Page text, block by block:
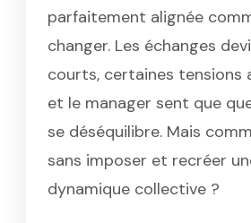
parfaitement alignée
changer. Les échanges
courts, certaines tensions
et le manager sent que
se déséquilibre. Mais
sans imposer et recréer
dynamique collective ?